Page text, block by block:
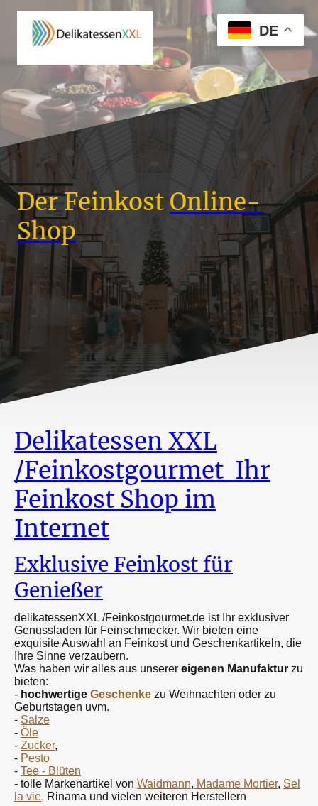
Der Feinkost Online-
Shop
Delikatessen XXL
/Feinkostgourmet Ihr
Feinkost Shop im
Internet
Exklusive Feinkost für
Genießer
delikatessenXXL /Feinkostgourmet.de ist Ihr exklusiver
Genussladen für Feinschmecker. Wir bieten eine
exquisite Auswahl an Feinkost und Geschenkartikeln, die
Ihre Sinne verzaubern.
Was haben wir alles aus unserer eigenen Manufaktur zu
bieten:
- hochwertige Geschenke zu Weihnachten oder zu
Geburtstagen uvm.
- Salze
- Öle
- Zucker,
- Pesto
- Tee - Blüten
- tolle Markenartikel von Waidmann, Madame Mortier, Sel
la vie, Rinama und vielen weiteren Herstellern
DE